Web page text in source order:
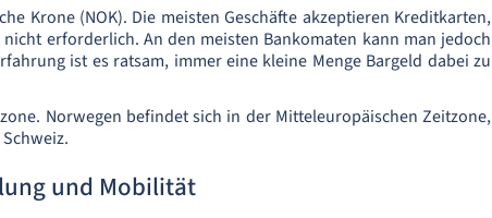
Krone (NOK). Die meisten Geschäfte akzeptieren Kreditkarten,
erforderlich. An den meisten Bankomaten kann man jedoch
ist es ratsam, immer eine kleine Menge Bargeld dabei zu
Norwegen befindet sich in der Mitteleuropäischen Zeitzone,
und Mobilität